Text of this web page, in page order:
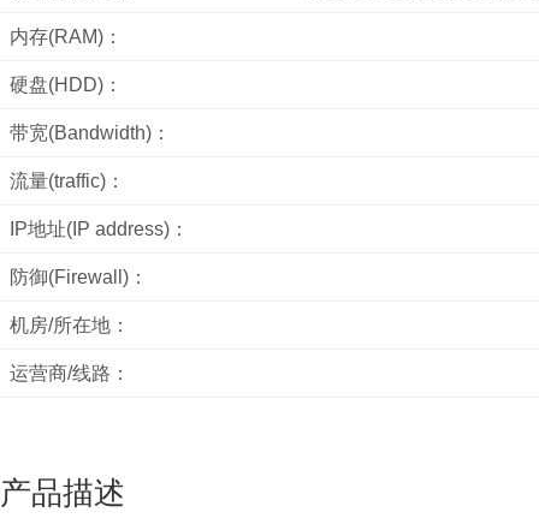
内存(RAM)：
硬盘(HDD)：
带宽(Bandwidth)：
流量(traffic)：
IP地址(IP address)：
防御(Firewall)：
机房/所在地：
运营商/线路：
产品描述